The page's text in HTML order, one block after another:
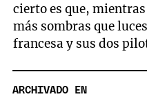
cierto es que,
más sombras que
francesa y sus dos
ARCHIVADO EN